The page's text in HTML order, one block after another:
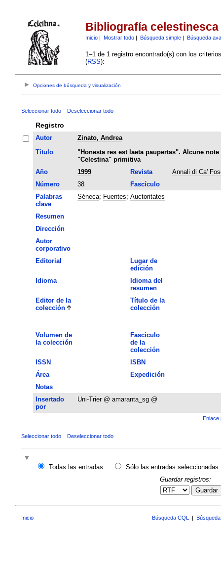
Bibliografía celestinesca
Inicio| Mostrar todo| Búsqueda simple| Búsqueda
1–1 de 1 registro encontrado(s) con los
(RSS):
Opciones de búsqueda y visualización
Seleccionar todo Deseleccionar todo
Registro
Autor
Zinato, Andrea
Título
"Honesta res est laeta paupertas". Alcune
"Celestina" primitiva
Año
1999 Revista
Annali di Ca'
Número
38
Fascículo
Palabras
clave
Séneca; Fuentes; Auctoritates
Resumen
Dirección
Autor
corporativo
Editorial
Lugar de
edición
Idioma
Idioma del
resumen
Editor de la
colección
Título de la
colección
Volumen de
la colección
Fascículo
de la
colección
ISSN
ISBN
Área
Expedición
Notas
Insertado
por
Uni-Trier @ amaranta_sg @
Enlace
Seleccionar todo Deseleccionar todo
Todas las entradas
Sólo las entradas seleccionadas:
Guardar registros:
Guardar
Inicio Búsqueda CQL